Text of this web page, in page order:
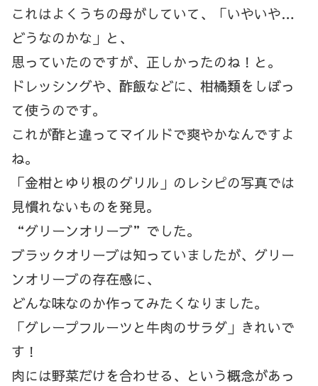
これはよくうちの母がしていて、「いやいや…
どうなのかな」と、
思っていたのですが、正しかったのね！と。
ドレッシングや、酢飯などに、柑橘類をしぼっ
て使うのです。
これが酢と違ってマイルドで爽やかなんですよ
ね。
「金柑とゆり根のグリル」のレシピの写真では
見慣れないものを発見。
“グリーンオリーブ”でした。
ブラックオリーブは知っていましたが、グリー
ンオリーブの存在感に、
どんな味なのか作ってみたくなりました。
「グレープフルーツと牛肉のサラダ」きれいで
す！
肉には野菜だけを合わせる、という概念があっ